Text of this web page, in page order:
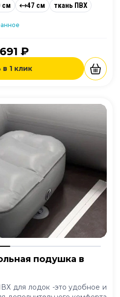
см 47 см ткань ПВХ
₽
в 1 клик
подушка в
для лодок -это удобное и